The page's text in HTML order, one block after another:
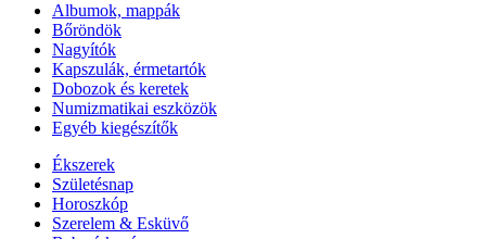
Albumok, mappák
Bőröndök
Nagyítók
Kapszulák, érmetartók
Dobozok és keretek
Numizmatikai eszközök
Egyéb kiegészítők
Ékszerek
Születésnap
Horoszkóp
Szerelem & Esküvő